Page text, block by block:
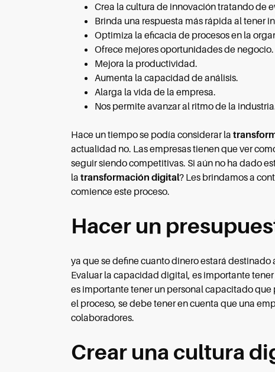
Crea la cultura de innovación tratando de
Brinda una respuesta más rápida al tener
Optimiza la eficacia de procesos en la
Ofrece mejores oportunidades de negocio.
Mejora la productividad.
Aumenta la capacidad de análisis.
Alarga la vida de la empresa.
Nos permite avanzar al ritmo de la
Hace un tiempo se podía considerar la
actualidad no. Las empresas tienen que ver
seguir siendo competitivas. Si aún no ha dado
la transformación digital? Les brindamos a
comience este proceso.
Hacer un
ya que se define cuanto dinero estará
Evaluar la capacidad digital, es importante
es importante tener un personal capacitado
el proceso, se debe tener en cuenta que una
colaboradores.
Crear una cultura